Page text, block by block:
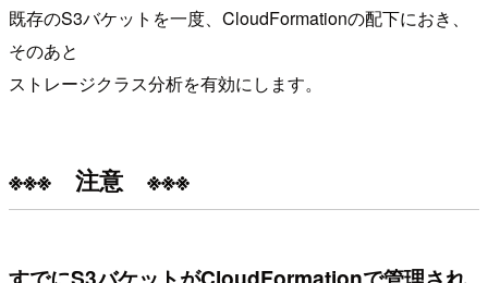
既存のS3バケットを一度、CloudFormationの配下におき、
そのあと
ストレージクラス分析を有効にします。
※※※ 注意 ※※※